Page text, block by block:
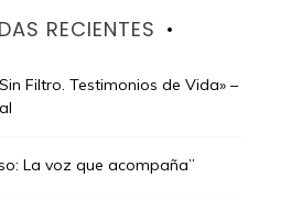
RECIENTES
Filtro. Testimonios de Vida» –
La voz que acompaña”